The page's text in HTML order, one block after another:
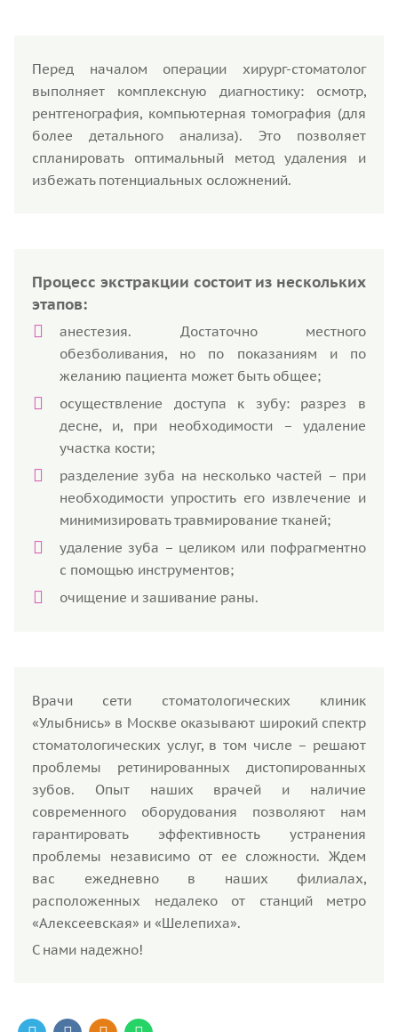
Перед началом операции хирург-стоматолог
выполняет комплексную диагностику: осмотр,
рентгенография, компьютерная томография (для
более детального анализа). Это позволяет
спланировать оптимальный метод удаления и
избежать потенциальных осложнений.
Процесс экстракции состоит из нескольких
этапов:
анестезия. Достаточно местного
обезболивания, но по показаниям и по
желанию пациента может быть общее;
осуществление доступа к зубу: разрез в
десне, и, при необходимости – удаление
участка кости;
разделение зуба на несколько частей – при
необходимости упростить его извлечение и
минимизировать травмирование тканей;
удаление зуба – целиком или пофрагментно
с помощью инструментов;
очищение и зашивание раны.
Врачи сети стоматологических клиник
«Улыбнись» в Москве оказывают широкий спектр
стоматологических услуг, в том числе – решают
проблемы ретинированных дистопированных
зубов. Опыт наших врачей и наличие
современного оборудования позволяют нам
гарантировать эффективность устранения
проблемы независимо от ее сложности. Ждем
вас ежедневно в наших филиалах,
расположенных недалеко от станций метро
«Алексеевская» и «Шелепиха».
С нами надежно!